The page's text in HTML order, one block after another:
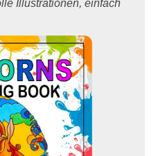
Illustrationen, einfach